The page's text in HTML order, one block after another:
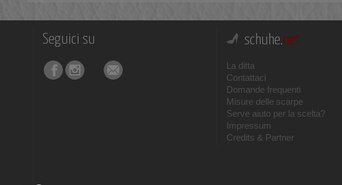
Seguici su schuhe.net
La ditta
Contattaci
Domande frequenti
Misure delle scarpe
Serve aiuto per la scelta?
Impressum
Credits & Partner